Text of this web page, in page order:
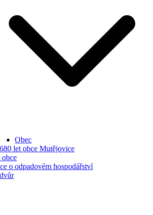
Obec
let obce Mutějovice
o odpadovém hospodářství